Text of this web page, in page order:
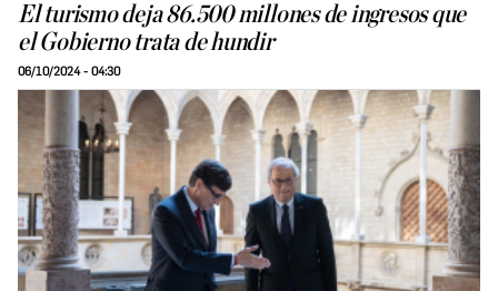
El turismo deja 86.500 millones de ingresos que
el Gobierno trata de hundir
06/10/2024 - 04:30